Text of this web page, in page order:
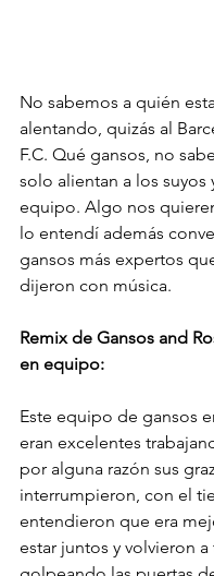
No sabemos a quién
alentando, quizás al
F.C. Qué gansos, no
solo alientan a los suyos
equipo. Algo nos
lo entendí además
gansos más expertos
dijeron con música.
Remix de Gansos and
en equipo:
Este equipo de gansos
eran excelentes
por alguna razón sus
interrumpieron, con el
entendieron que era
estar juntos y volvieron a